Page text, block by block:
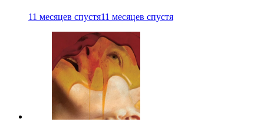
11 месяцев спустя11 месяцев спустя